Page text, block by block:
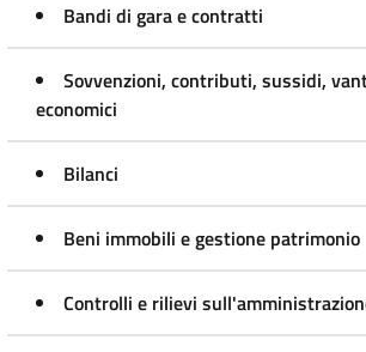
Bandi di gara e contratti
Sovvenzioni, contributi, sussidi,
economici
Bilanci
Beni immobili e gestione patrimonio
Controlli e rilievi